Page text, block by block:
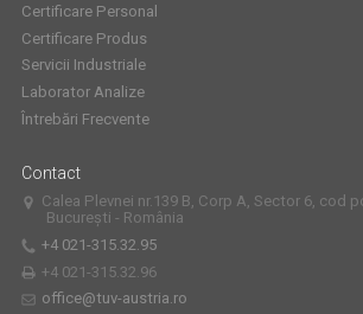
Certificare Personal
Certificare Produs
Servicii Industriale
Laborator Analize
Întrebări Frecvente
Contact
Calea Plevnei nr.139 B, Corp A, Sector 6, cod
București - România
+4 021-315.32.95
+4 021-315.32.96
office@tuv-austria.ro